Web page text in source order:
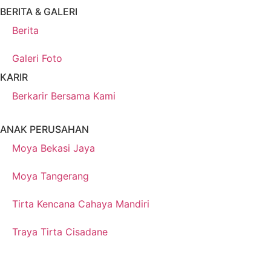
BERITA & GALERI
Berita
Galeri Foto
KARIR
Berkarir Bersama Kami
ANAK PERUSAHAN
Moya Bekasi Jaya
Moya Tangerang
Tirta Kencana Cahaya Mandiri
Traya Tirta Cisadane